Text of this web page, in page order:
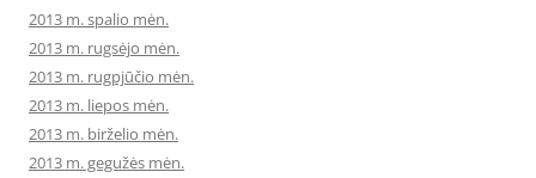
2013 m. spalio mėn.
2013 m. rugsėjo mėn.
2013 m. rugpjūčio mėn.
2013 m. liepos mėn.
2013 m. birželio mėn.
2013 m. gegužės mėn.